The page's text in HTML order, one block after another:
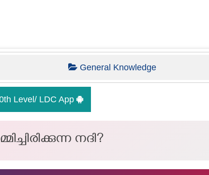
General Knowledge
Level/ LDC App
നദി?